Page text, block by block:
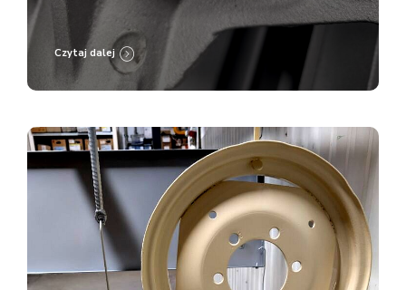
regeneracji i zabezpieczenia
Czytaj dalej